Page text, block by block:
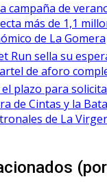
campaña de
más de 1,1
de La Gomera
Run sella su
de aforo
plazo para
de Cintas y la
de La